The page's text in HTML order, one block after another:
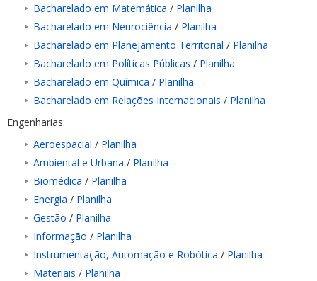
Bacharelado em Matemática / Planilha
Bacharelado em Neurociência / Planilha
Bacharelado em Planejamento Territorial / Planilha
Bacharelado em Políticas Públicas / Planilha
Bacharelado em Química / Planilha
Bacharelado em Relações Internacionais / Planilha
Engenharias:
Aeroespacial / Planilha
Ambiental e Urbana / Planilha
Biomédica / Planilha
Energia / Planilha
Gestão / Planilha
Informação / Planilha
Instrumentação, Automação e Robótica / Planilha
Materiais / Planilha